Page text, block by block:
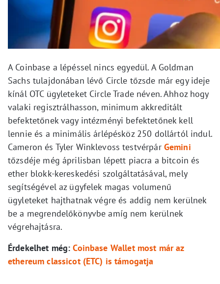
A Coinbase a lépéssel nincs egyedül. A Goldman
Sachs tulajdonában lévő Circle tőzsde már egy ideje
kínál OTC ügyleteket Circle Trade néven. Ahhoz hogy
valaki regisztrálhasson, minimum akkreditált
befektetőnek vagy intézményi befektetőnek kell
lennie és a minimális árlépésköz 250 dollártól indul.
Cameron és Tyler Winklevoss testvérpár Gemini
tőzsdéje még áprilisban lépett piacra a bitcoin és
ether blokk-kereskedési szolgáltatásával, mely
segítségével az ügyfelek magas volumenű
ügyleteket hajthatnak végre és addig nem kerülnek
be a megrendelőkönyvbe amíg nem kerülnek
végrehajtásra.
Érdekelhet még: Coinbase Wallet most már az
ethereum classicot (ETC) is támogatja